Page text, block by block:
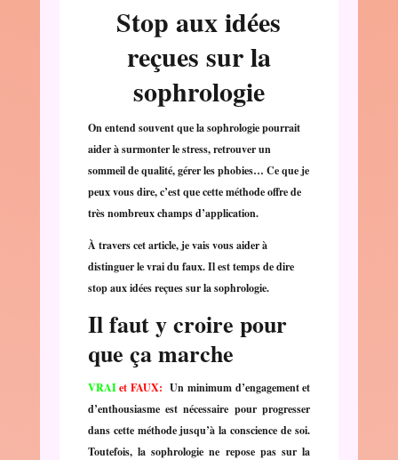
Stop aux idées
reçues sur la
sophrologie
On entend souvent que la sophrologie pourrait
aider à surmonter le stress, retrouver un
sommeil de qualité, gérer les phobies… Ce que je
peux vous dire, c’est que cette méthode offre de
très nombreux champs d’application.
À travers cet article, je vais vous aider à
distinguer le vrai du faux. Il est temps de dire
stop aux idées reçues sur la sophrologie.
Il faut y croire pour
que ça marche
VRAIet FAUX: Un minimum d’engagement et
d’enthousiasme est nécessaire pour progresser
dans cette méthode jusqu’à la conscience de soi.
Toutefois, la sophrologie ne repose pas sur la